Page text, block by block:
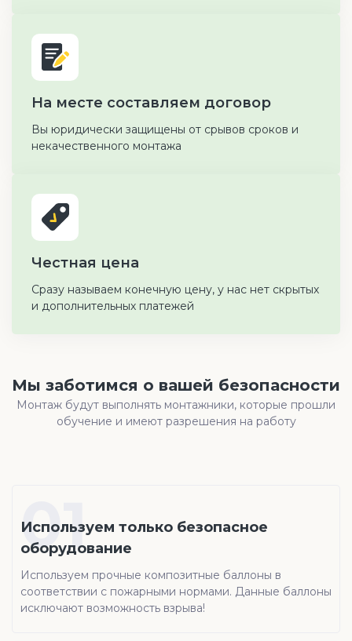
На месте составляем договор
Вы юридически защищены от срывов сроков и
некачественного монтажа
Честная цена
Сразу называем конечную цену, у нас нет скрытых
и дополнительных платежей
Мы заботимся о вашей безопасности
Монтаж будут выполнять монтажники, которые прошли
обучение и имеют разрешения на работу
Используем только безопасное
оборудование
Используем прочные композитные баллоны в
соответствии с пожарными нормами. Данные баллоны
исключают возможность взрыва!
01